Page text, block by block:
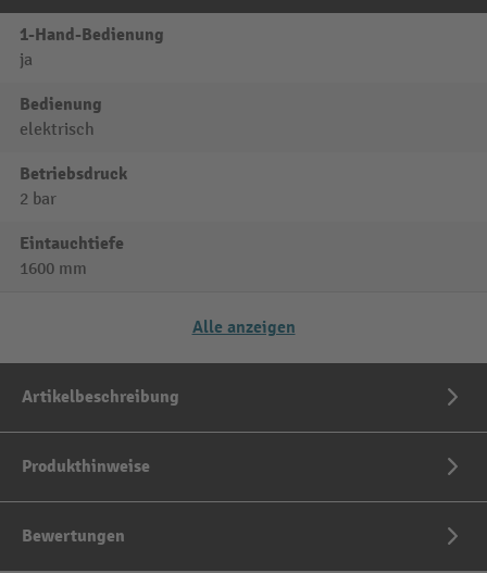
1-Hand-Bedienung
ja
Bedienung
elektrisch
Betriebsdruck
2 bar
Eintauchtiefe
1600 mm
Alle anzeigen
Artikelbeschreibung
Produkthinweise
Bewertungen